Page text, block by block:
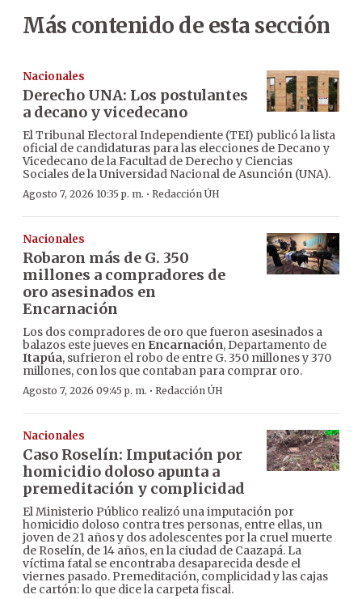
Más contenido de esta sección
Nacionales
Derecho UNA: Los postulantes
a decano y vicedecano
El Tribunal Electoral Independiente (TEI) publicó la lista
oficial de candidaturas para las elecciones de Decano y
Vicedecano de la Facultad de Derecho y Ciencias
Sociales de la Universidad Nacional de Asunción (UNA).
Agosto 7, 2026 10:35 p. m. · Redacción ÚH
Nacionales
Robaron más de G. 350
millones a compradores de
oro asesinados en
Encarnación
Los dos compradores de oro que fueron asesinados a
balazos este jueves en Encarnación, Departamento de
Itapúa, sufrieron el robo de entre G. 350 millones y 370
millones, con los que contaban para comprar oro.
Agosto 7, 2026 09:45 p. m. · Redacción ÚH
Nacionales
Caso Roselín: Imputación por
homicidio doloso apunta a
premeditación y complicidad
El Ministerio Público realizó una imputación por
homicidio doloso contra tres personas, entre ellas, un
joven de 21 años y dos adolescentes por la cruel muerte
de Roselín, de 14 años, en la ciudad de Caazapá. La
víctima fatal se encontraba desaparecida desde el
viernes pasado. Premeditación, complicidad y las cajas
de cartón: lo que dice la carpeta fiscal.